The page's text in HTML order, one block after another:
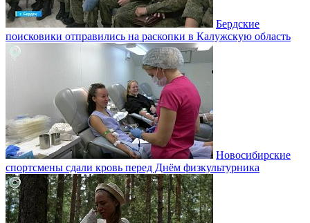
Бердские
поисковики отправились на раскопки в Калужскую область
Новосибирские
спортсмены сдали кровь перед Днём физкультурника